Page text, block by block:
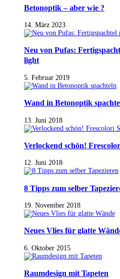
Betonoptik – aber wie ?
14. März 2023
Neu von Pufas:
light
5. Februar 2019
Wand in Betonoptik
13. Juni 2018
Verlockend schön!
12. Juni 2018
8 Tipps zum selber
19. November 2018
Neues Vlies für glatte
6. Oktober 2015
Raumdesign mit Tapeten